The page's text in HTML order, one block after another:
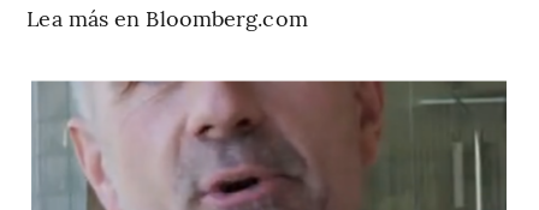
Lea más en Bloomberg.com